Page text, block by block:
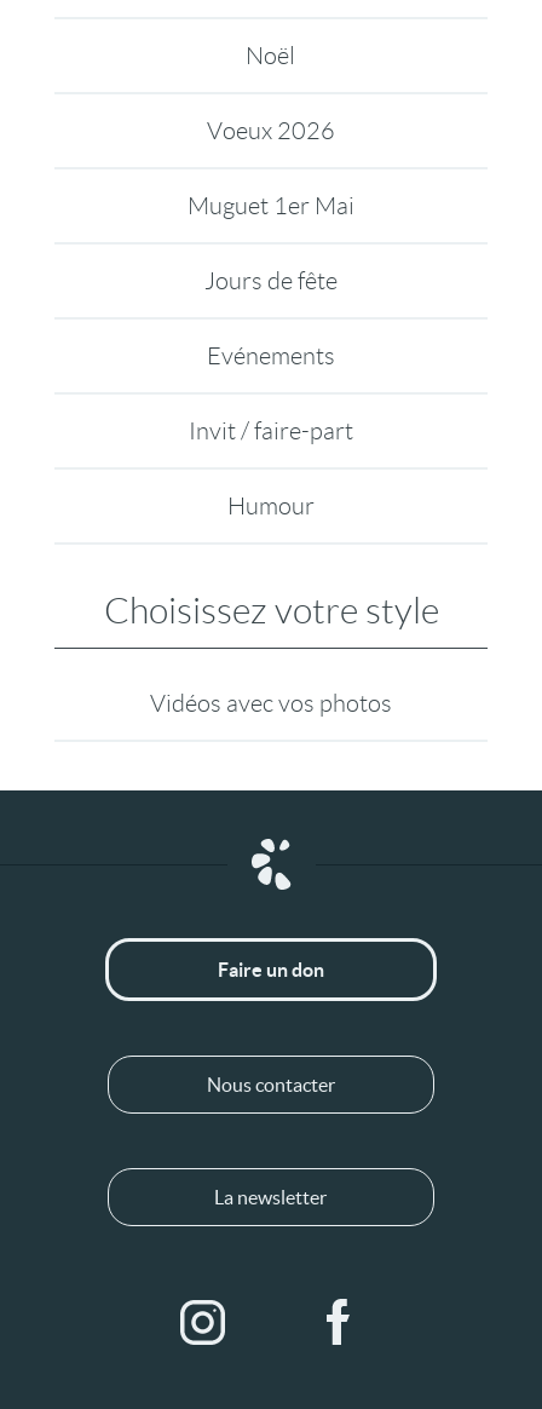
Noël
Voeux 2026
Muguet 1er Mai
Jours de fête
Evénements
Invit / faire-part
Humour
Choisissez votre style
Vidéos avec vos photos
Faire un don
Nous contacter
La newsletter